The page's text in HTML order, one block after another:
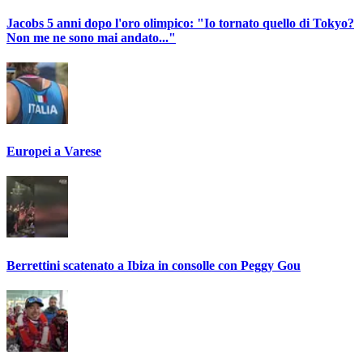
Jacobs 5 anni dopo l'oro olimpico: "Io tornato quello di Tokyo?
Non me ne sono mai andato..."
Europei a Varese
Berrettini scatenato a Ibiza in consolle con Peggy Gou